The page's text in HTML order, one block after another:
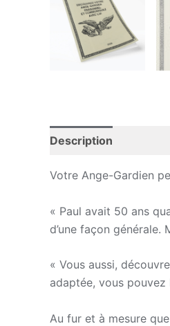
Description
Votre Ange-Gardien
« Paul avait 50 ans
d’une façon générale.
« Vous aussi,
adaptée, vous pouvez
Au fur et à mesure